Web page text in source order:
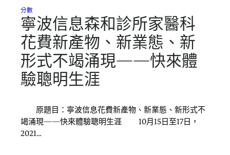
分數
寧波信息森和診所家醫科
花費新產物、新業態、新
形式不竭涌現——快來體
驗聰明生涯
原題目：寧波信息花費新產物、新業態、新形式不
竭涌現——快來體驗聰明生涯 10月15日至17日，
2021…